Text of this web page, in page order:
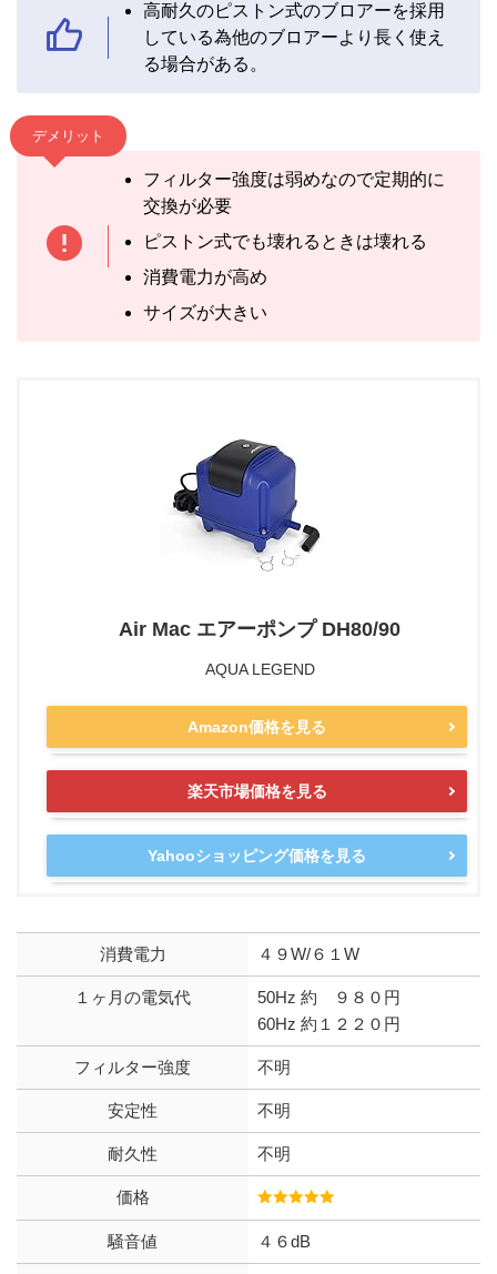
高耐久のピストン式のブロアーを採用
している為他のブロアーより長く使え
る場合がある。
デメリット
フィルター強度は弱めなので定期的に
交換が必要
ピストン式でも壊れるときは壊れる
消費電力が高め
サイズが大きい
Air Mac エアーポンプ DH80/90
AQUA LEGEND
Amazon価格を見る
楽天市場価格を見る
Yahooショッピング価格を見る
消費電力 ４９W/６１W
１ヶ月の電気代
50Hz 約 ９８０円
60Hz 約１２２０円
フィルター強度 不明
安定性 不明
耐久性 不明
価格
騒音値 ４６dB